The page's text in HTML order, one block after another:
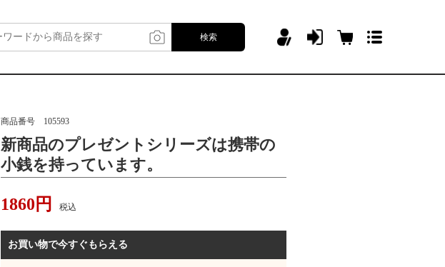
検索
商品番号 105593
新商品のプレゼントシリーズは携帯の
小銭を持っています。
1860 円 税込
お買い物で今すぐもらえる